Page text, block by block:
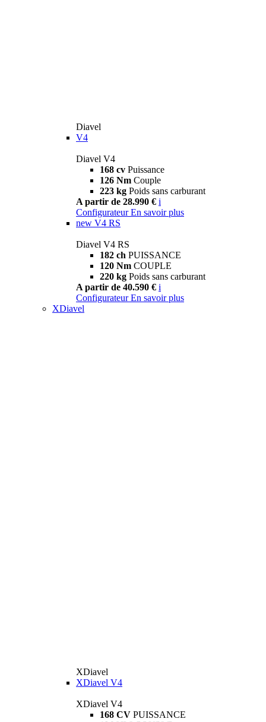
Diavel
V4
Diavel V4
168 cv Puissance
126 Nm Couple
223 kg Poids sans carburant
A partir de 28.990 € i
Configurateur En savoir plus
new V4 RS
Diavel V4 RS
182 ch PUISSANCE
120 Nm COUPLE
220 kg Poids sans carburant
A partir de 40.590 € i
Configurateur En savoir plus
XDiavel
XDiavel
XDiavel V4
XDiavel V4
168 CV PUISSANCE